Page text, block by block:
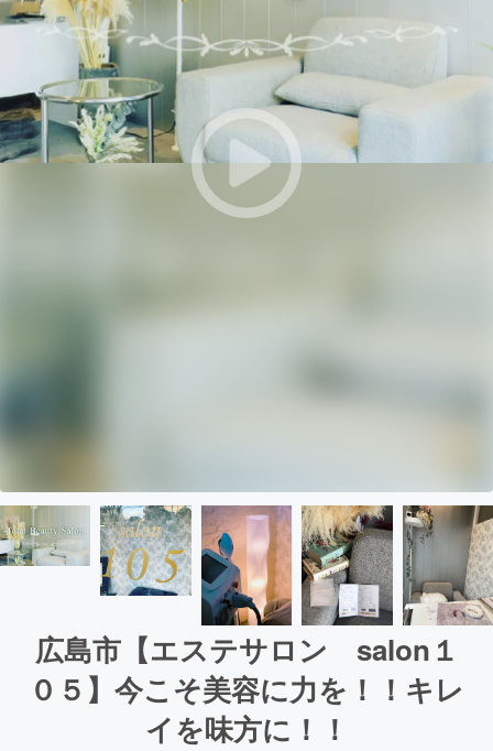
広島市【エステサロン salon１
０５】今こそ美容に力を！！キレ
イを味方に！！